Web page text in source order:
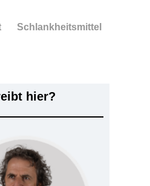
Schlankheitsmittel
hier?